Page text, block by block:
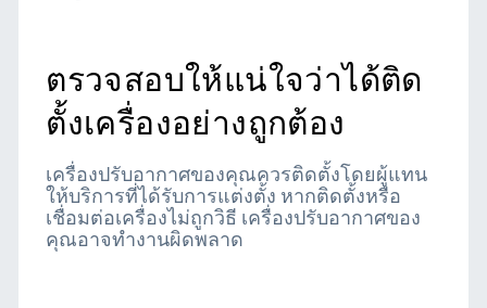
ตรวจสอบให้แน่ใจว่าได้ติด
ตั้งเครื่องอย่างถูกต้อง
เครื่องปรับอากาศของคุณควรติดตั้งโดยผู้แทน
ให้บริการที่ได้รับการแต่งตั้ง หากติดตั้งหรือ
เชื่อมต่อเครื่องไม่ถูกวิธี เครื่องปรับอากาศของ
คุณอาจทำงานผิดพลาด